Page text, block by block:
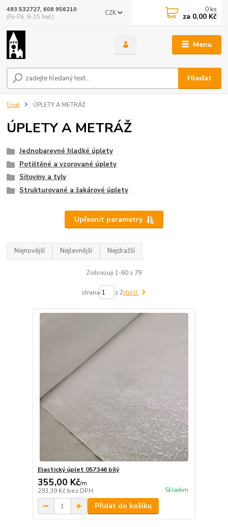
Menu
CZK
Hledat
493 532727, 608 956210
(Po-Pá, 8-15 hod.)
0 ks
za 0,00 Kč
Úvod ÚPLETY A METRÁŽ
ÚPLETY A METRÁŽ
Jednobarevné hladké úplety
Potištěné a vzorované úplety
Síťoviny a tyly
Strukturované a žakárové úplety
Upřesnit parametry
Nejnovější Nejlevnější Nejdražší
Zobrazuji 1-60 z 79
strana z 2další
Elastický úplet 057346 bílý
355,00 Kč/m
293,39 Kč bez DPH Skladem
Přidat do košíku